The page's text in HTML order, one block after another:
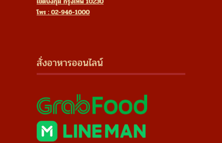
โทร : 02-946-1000
สั่งอาหารออนไลน์